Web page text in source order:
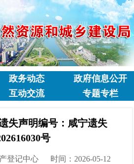
政务动态
政府信息公开
互动交流 专题专栏
失声明编号：咸宁遗失
号
登记中心 时间：2026-05-12